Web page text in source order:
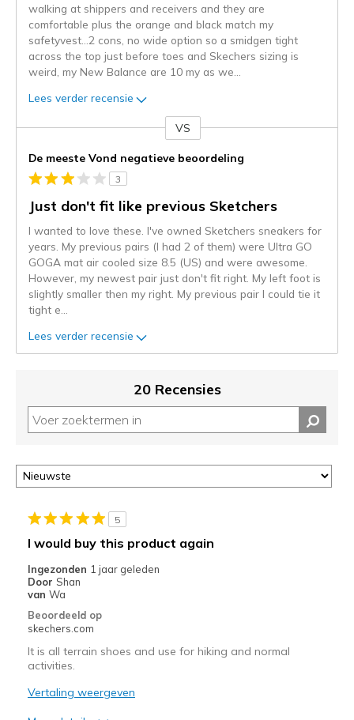
walking at shippers and receivers and they are
comfortable plus the orange and black match my
safetyvest...2 cons, no wide option so a smidgen tight
across the top just before toes and Skechers sizing is
weird, my New Balance are 10 my as we
Lees verder recensie
content
wordt
momenteel
gemigreerd
naar
de
niejee
page_id.
kunt
status
van
deze
of
door
href="javascript:location.href=location.pathname;">hier</a>
page
met
de
migratiegeschiedenis
van
de
page_id
VS
De meeste Vond negatieve beoordeling
3
Just don't fit like previous Sketchers
I wanted to love these. I've owned Sketchers sneakers for
years. My previous pairs (I had 2 of them) were Ultra GO
GOGA mat air cooled size 8.5 (US) and were awesome.
However, my newest pair just don't fit right. My left foot is
slightly smaller then my right. My previous pair I could tie it
tight e
Lees verder recensie
20 Recensies
5
I would buy this product again
Ingezonden 1 jaar geleden
Door Shan
van Wa
Beoordeeld op
skechers.com
It is all terrain shoes and use for hiking and normal
activities.
Vertaling weergeven